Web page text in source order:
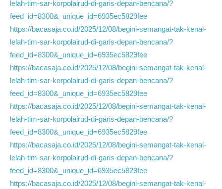
lelah-tim-sar-korpolairud-di-garis-depan-bencana/?
feed_id=8300&_unique_id=6935ec5829fee
https://bacasaja.co.id/2025/12/08/begini-semangat-tak-kenal-
lelah-tim-sar-korpolairud-di-garis-depan-bencana/?
feed_id=8300&_unique_id=6935ec5829fee
https://bacasaja.co.id/2025/12/08/begini-semangat-tak-kenal-
lelah-tim-sar-korpolairud-di-garis-depan-bencana/?
feed_id=8300&_unique_id=6935ec5829fee
https://bacasaja.co.id/2025/12/08/begini-semangat-tak-kenal-
lelah-tim-sar-korpolairud-di-garis-depan-bencana/?
feed_id=8300&_unique_id=6935ec5829fee
https://bacasaja.co.id/2025/12/08/begini-semangat-tak-kenal-
lelah-tim-sar-korpolairud-di-garis-depan-bencana/?
feed_id=8300&_unique_id=6935ec5829fee
https://bacasaja.co.id/2025/12/08/begini-semangat-tak-kenal-